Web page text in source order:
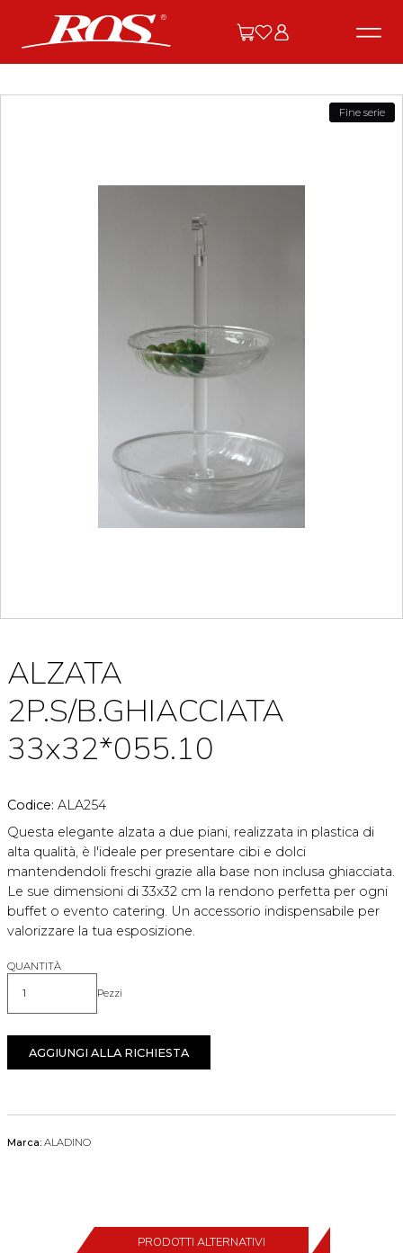
Fine serie
ALZATA
2P.S/B.GHIACCIATA
33x32*055.10
Codice: ALA254
Questa elegante alzata a due piani, realizzata in plastica di
alta qualità, è l'ideale per presentare cibi e dolci
mantendendoli freschi grazie alla base non inclusa ghiacciata.
Le sue dimensioni di 33x32 cm la rendono perfetta per ogni
buffet o evento catering. Un accessorio indispensabile per
valorizzare la tua esposizione.
QUANTITÀ
Quantità Pezzi
AGGIUNGI ALLA RICHIESTA
Marca: ALADINO
PRODOTTI ALTERNATIVI